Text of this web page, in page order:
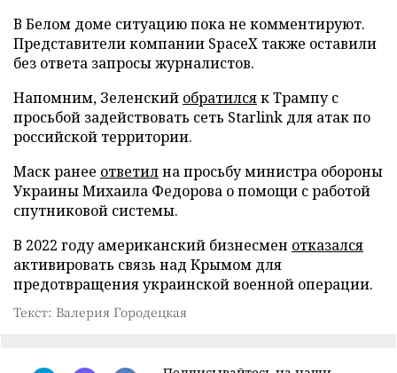
В Белом доме ситуацию пока не комментируют.
Представители компании SpaceX также оставили
без ответа запросы журналистов.
Напомним, Зеленский обратилсяк Трампу с
просьбой задействовать сеть Starlink для атак по
российской территории.
Маск ранее ответилна просьбу министра обороны
Украины Михаила Федорова о помощи с работой
спутниковой системы.
В 2022 году американский бизнесмен отказался
активировать связь над Крымом для
предотвращения украинской военной операции.
Текст: Валерия Городецкая